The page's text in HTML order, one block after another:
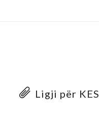
Ligji për KES